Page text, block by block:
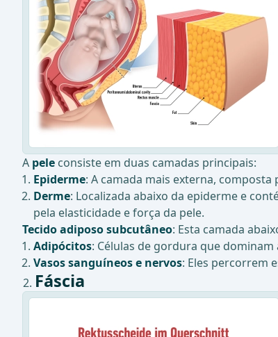
A pele consiste em duas camadas principais:
Epiderme: A camada mais externa,
Derme: Localizada abaixo da epiderme e
pela elasticidade e força da pele.
Tecido adiposo subcutâneo: Esta camada
Adipócitos: Células de gordura que dominam
Vasos sanguíneos e nervos: Eles percorrem
Fáscia